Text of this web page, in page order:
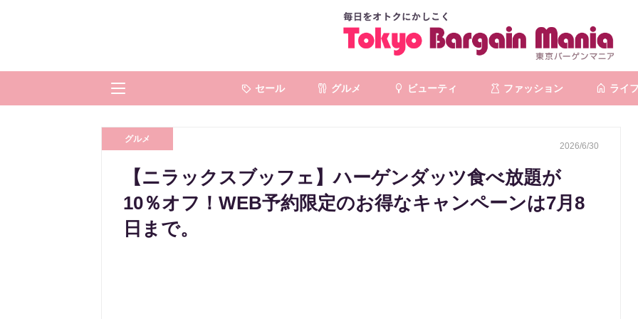
セール グルメ ビューティ ファッション ライフ
グルメ
2026/6/30
【ニラックスブッフェ】ハーゲンダッツ食べ放題が
10％オフ！WEB予約限定のお得なキャンペーンは7月8
日まで。